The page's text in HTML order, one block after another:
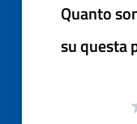
Quanto
su questa